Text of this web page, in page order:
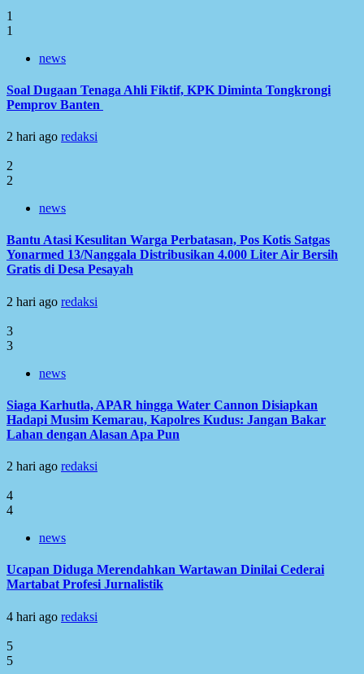
1
1
news
Soal Dugaan Tenaga Ahli Fiktif, KPK Diminta Tongkrongi
Pemprov Banten
2 hari ago redaksi
2
2
news
Bantu Atasi Kesulitan Warga Perbatasan, Pos Kotis Satgas
Yonarmed 13/Nanggala Distribusikan 4.000 Liter Air Bersih
Gratis di Desa Pesayah
2 hari ago redaksi
3
3
news
Siaga Karhutla, APAR hingga Water Cannon Disiapkan
Hadapi Musim Kemarau, Kapolres Kudus: Jangan Bakar
Lahan dengan Alasan Apa Pun
2 hari ago redaksi
4
4
news
Ucapan Diduga Merendahkan Wartawan Dinilai Cederai
Martabat Profesi Jurnalistik
4 hari ago redaksi
5
5